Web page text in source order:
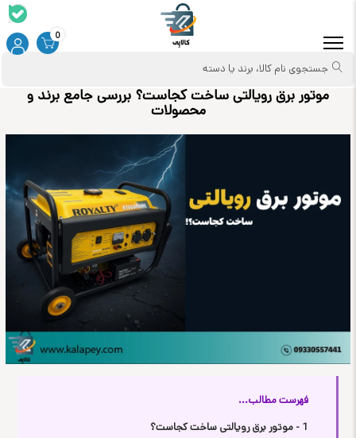
جستجوی نام کالا، برند یا دسته
0
موتور برق رویالتی ساخت کجاست؟ بررسی جامع برند و
محصولات
فهرست مطالب...
1 - موتور برق رویالتی ساخت کجاست؟